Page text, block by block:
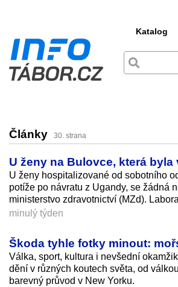
Katalog
Články 30. strana
U ženy na Bulovce, která
U ženy hospitalizované od sobotního
potíže po návratu z Ugandy, se žádná
ministerstvo zdravotnictví (MZd).
minulý týden
Škoda tyhle fotky minout:
Válka, sport, kultura i nevšední
dění v různých koutech světa, od
barevný průvod v New Yorku.